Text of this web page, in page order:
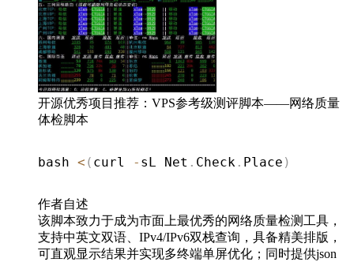
开源优秀项目推荐：VPS参考级测评脚本——网络质量
体检脚本
bash < ( curl - sL Net . Check . Place )
作者自述
该脚本致力于成为市面上最优秀的网络质量检测工具，
支持中英文双语、IPv4/IPv6双栈查询，具备精美排版，
可直观显示结果并实现多终端单屏优化；同时提供json